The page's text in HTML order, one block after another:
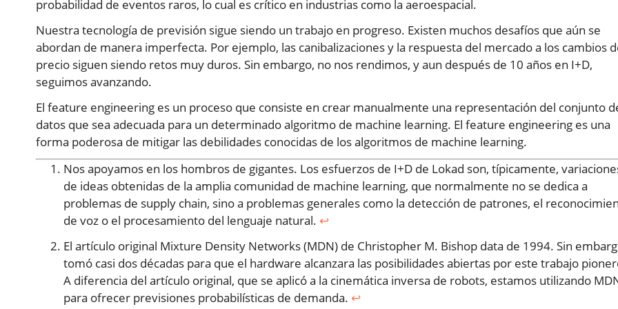
probabilidad de eventos raros, lo cual es crítico en industrias como la aeroespacial.
Nuestra tecnología de previsión sigue siendo un trabajo en progreso. Existen muchos desafíos que aún se
abordan de manera imperfecta. Por ejemplo, las canibalizaciones y la respuesta del mercado a los cambios
precio siguen siendo retos muy duros. Sin embargo, no nos rendimos, y aun después de 10 años en I+D,
seguimos avanzando.
El feature engineering es un proceso que consiste en crear manualmente una representación del conjunto
datos que sea adecuada para un determinado algoritmo de machine learning. El feature engineering es una
forma poderosa de mitigar las debilidades conocidas de los algoritmos de machine learning.
Nos apoyamos en los hombros de gigantes. Los esfuerzos de I+D de Lokad son, típicamente,
de ideas obtenidas de la amplia comunidad de machine learning, que normalmente no se dedica a
problemas de supply chain, sino a problemas generales como la detección de patrones, el
de voz o el procesamiento del lenguaje natural. ↩︎
El artículo original Mixture Density Networks (MDN) de Christopher M. Bishop data de 1994. Sin
tomó casi dos décadas para que el hardware alcanzara las posibilidades abiertas por este trabajo
A diferencia del artículo original, que se aplicó a la cinemática inversa de robots, estamos utilizando
para ofrecer previsiones probabilísticas de demanda. ↩︎